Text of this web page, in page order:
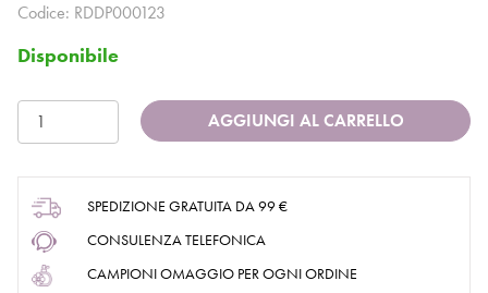
Codice: RDDP000123
Disponibile
AGGIUNGI AL CARRELLO
SPEDIZIONE GRATUITA DA 99 €
CONSULENZA TELEFONICA
CAMPIONI OMAGGIO PER OGNI ORDINE